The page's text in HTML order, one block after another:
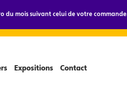
du mois suivant celui de votre
Expositions Contact